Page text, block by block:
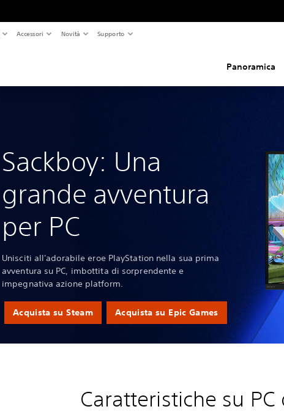
Accessori Novità Supporto
Panoramica
Sackboy: Una
grande avventura
per PC
Unisciti all'adorabile eroe PlayStation nella sua prima
avventura su PC, imbottita di sorprendente e
impegnativa azione platform.
Acquista su Steam Acquista su Epic Games
Caratteristiche su PC